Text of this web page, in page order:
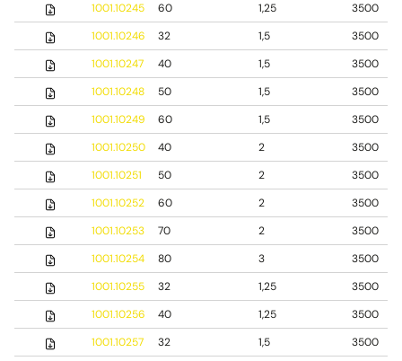
1001.10245
60 1,25
3500
1001.10246
32 1,5
3500
1001.10247
40 1,5
3500
1001.10248
50 1,5
3500
1001.10249
60 1,5
3500
1001.10250
40 2
3500
1001.10251
50 2
3500
1001.10252
60 2
3500
1001.10253
70 2
3500
1001.10254
80 3
3500
1001.10255
32 1,25
3500
1001.10256
40 1,25
3500
1001.10257
32 1,5
3500